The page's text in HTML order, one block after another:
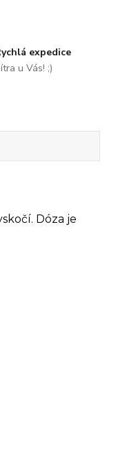
expedice
u Vás! ;)
Dóza je